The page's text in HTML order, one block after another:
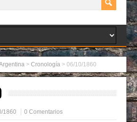
>Cronología >06/10/1860
1860 0 Comentarios